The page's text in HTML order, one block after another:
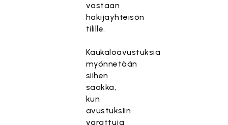
vastaan
hakijayhteisön
tilille.
Kaukaloavustuksia
myönnetään
siihen
saakka,
kun
avustuksiin
varattuja